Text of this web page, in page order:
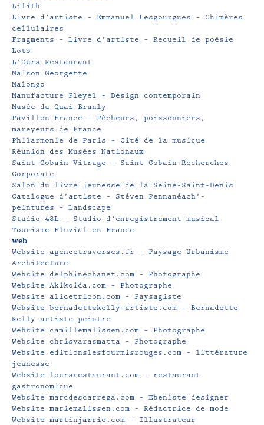
Lilith
Livre d’artiste – Emmanuel Lesgourgues – Chimères
cellulaires
Fragments – Livre d’artiste – Recueil de poésie
Loto
L’Ours Restaurant
Maison Georgette
Malongo
Manufacture Pleyel – Design contemporain
Musée du Quai Branly
Pavillon France – Pêcheurs, poissonniers,
mareyeurs de France
Philarmonie de Paris – Cité de la musique
Réunion des Musées Nationaux
Saint-Gobain Vitrage – Saint-Gobain Recherches
Corporate
Salon du livre jeunesse de la Seine-Saint-Denis
Catalogue d’artiste – Stéven Pennanéach’-
peintures – Landscape
Studio 48L – Studio d’enregistrement musical
Tourisme Fluvial en France
web
Website agencetraverses.fr – Paysage Urbanisme
Architecture
Website delphinechanet.com – Photographe
Website Akikoida.com – Photographe
Website alicetricon.com – Paysagiste
Website bernadettekelly-artiste.com – Bernadette
Kelly artiste peintre
Website camillemalissen.com – Photographe
Website chrisvarasmatta – Photographe
Website editionslesfourmisrouges.com – littérature
jeunesse
Website loursrestaurant.com – restaurant
gastronomique
Website marcdescarrega.com – Ebeniste designer
Website mariemalissen.com – Rédactrice de mode
Website martinjarrie.com – Illustrateur